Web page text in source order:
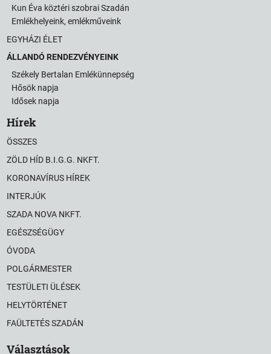
Kun Éva köztéri szobrai Szadán
Emlékhelyeink, emlékműveink
EGYHÁZI ÉLET
ÁLLANDÓ RENDEZVÉNYEINK
Székely Bertalan Emlékünnepség
Hősök napja
Idősek napja
Hírek
ÖSSZES
ZÖLD HÍD B.I.G.G. NKFT.
KORONAVÍRUS HÍREK
INTERJÚK
SZADA NOVA NKFT.
EGÉSZSÉGÜGY
ÓVODA
POLGÁRMESTER
TESTÜLETI ÜLÉSEK
HELYTÖRTÉNET
FAÜLTETÉS SZADÁN
Választások